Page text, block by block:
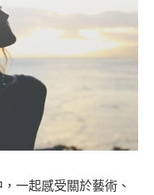
一起感受關於藝術、